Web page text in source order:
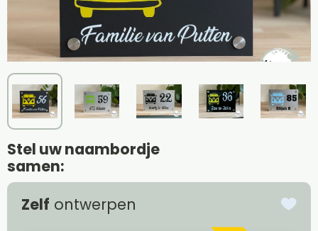
Stel uw naambordje
samen:
Zelf ontwerpen